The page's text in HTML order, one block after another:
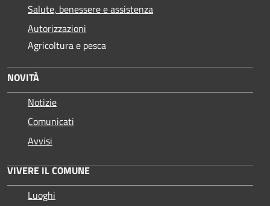
Salute, benessere e assistenza
Autorizzazioni
Agricoltura e pesca
NOVITÀ
Notizie
Comunicati
Avvisi
VIVERE IL COMUNE
Luoghi